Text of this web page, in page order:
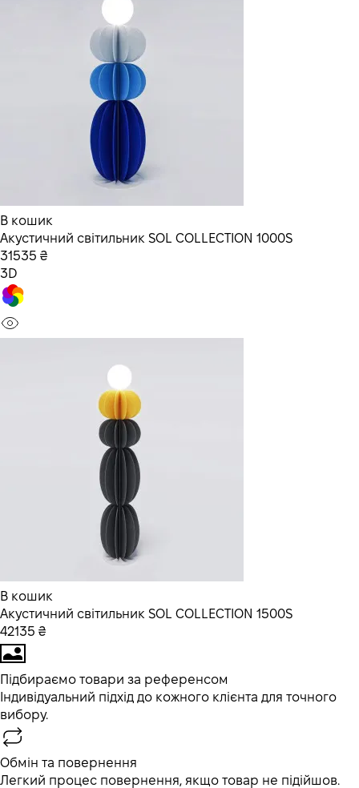
В кошик
Акустичний світильник SOL COLLECTION 1000S
31535 ₴
3D
В кошик
Акустичний світильник SOL COLLECTION 1500S
42135 ₴
Підбираємо товари за референсом
Індивідуальний підхід до кожного клієнта для точного
вибору.
Обмін та повернення
Легкий процес повернення, якщо товар не підійшов.